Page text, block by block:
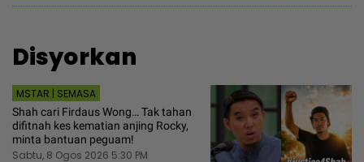
Disyorkan
MSTAR | SEMASA
Shah cari Firdaus Wong… Tak tahan
difitnah kes kematian anjing Rocky,
minta bantuan peguam!
Sabtu, 8 Ogos 2026 5:30 PM